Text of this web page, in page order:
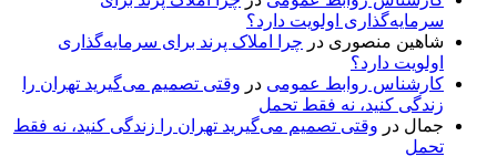
سرمایه‌گذاری اولویت دارد؟
شاهین منصوری در چرا املاک پرند برای سرمایه‌گذاری
اولویت دارد؟
کارشناس روابط عمومی در وقتی تصمیم می‌گیرید تهران را
زندگی کنید، نه فقط تحمل
جمال در وقتی تصمیم می‌گیرید تهران را زندگی کنید، نه فقط
تحمل